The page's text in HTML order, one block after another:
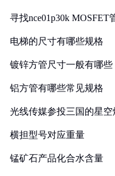
寻找nce01p30k
电梯的尺寸有哪些规格
镀锌方管尺寸一般有哪些
铝方管有哪些常见规格
光线传媒参投三国的星空
横担型号对应重量
锰矿石产品化合水含量